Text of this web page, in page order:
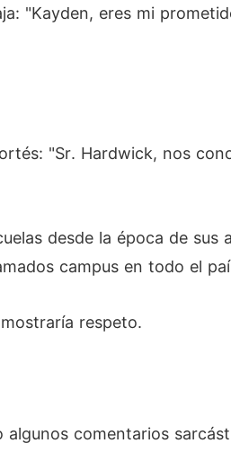
"Kayden, eres mi
"Sr. Hardwick, nos
desde la época de sus
campus en todo el
respeto.
comentarios